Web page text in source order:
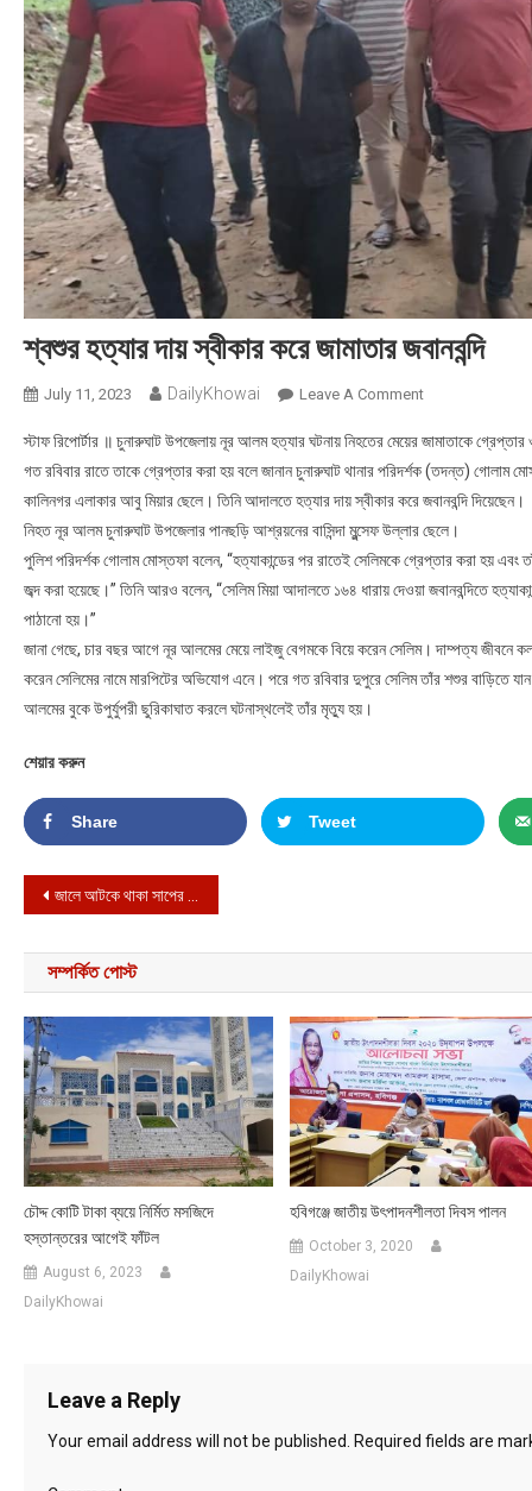
শ্বশুর হত্যার দায় স্বীকার করে জামাতার জবানবন্দি
July 11, 2023 DailyKhowai Leave A CommentOn শ্বশুর হত্যার দায়
স্টাফ রিপোর্টার ॥ চুনারুঘাট উপজেলায় নূর আলম হত্যার ঘটনায় নিহতের মেয়ের জামাতাকে
গত রবিবার রাতে তাকে গ্রেপ্তার করা হয় বলে জানান চুনারুঘাট থানার পরিদর্শক (তদন্ত) গোলাম
কালিনগর এলাকার আবু মিয়ার ছেলে। তিনি আদালতে হত্যার দায় স্বীকার করে জবানবন্দি দিয়েছেন।
নিহত নূর আলম চুনারুঘাট উপজেলার পানছড়ি আশ্রয়নের বাসিন্দা মুন্সেফ উল্লার ছেলে।
পুলিশ পরিদর্শক গোলাম মোস্তফা বলেন, “হত্যাকান্ডের পর রাতেই সেলিমকে গ্রেপ্তার করা হয় এবং
জব্দ করা হয়েছে।” তিনি আরও বলেন, “সেলিম মিয়া আদালতে ১৬৪ ধারায় দেওয়া জবানবন্দিতে
পাঠানো হয়।”
জানা গেছে, চার বছর আগে নূর আলমের মেয়ে লাইজু বেগমকে বিয়ে করেন সেলিম। দাম্পত্য জীবনে
করেন সেলিমের নামে মারপিটের অভিযোগ এনে। পরে গত রবিবার দুপুরে সেলিম তাঁর শশুর বাড়িতে
আলমের বুকে উপুর্যুপরী ছুরিকাঘাত করলে ঘটনাস্থলেই তাঁর মৃত্যু হয়।
শেয়ার করুন
Share Tweet
Post navigation
জালে আটকে থাকা সাপের কামড়ে প্রাণ গেল জেলের
সম্পর্কিত পোস্ট
চৌদ্দ কোটি টাকা ব্যয়ে নির্মিত মসজিদে
হস্তান্তরের আগেই ফাঁটল
August 6, 2023
DailyKhowai
হবিগঞ্জে জাতীয় উৎপাদনশীলতা দিবস পালন
October 3, 2020
DailyKhowai
Leave a Reply
Your email address will not be published. Required fields are